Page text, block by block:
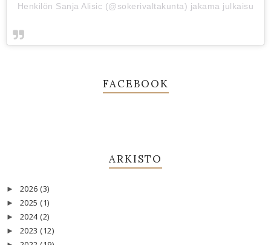
Henkilön Sanja Alisic (@sokerivaltakunta) jakama julkaisu
FACEBOOK
ARKISTO
► 2026 (3)
► 2025 (1)
► 2024 (2)
► 2023 (12)